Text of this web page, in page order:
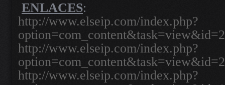
ENLACES:
http://www.elseip.com/index.php?
http://www.elseip.com/index.php?
http://www.elseip.com/index.php?